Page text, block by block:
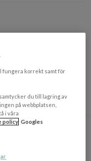
cm
GILLAR
fungera korrekt samt för
du till lagring av
på webbplatsen,
i våra
policy Googles